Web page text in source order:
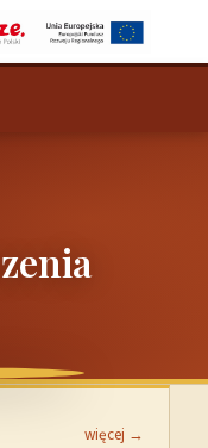
więcej →